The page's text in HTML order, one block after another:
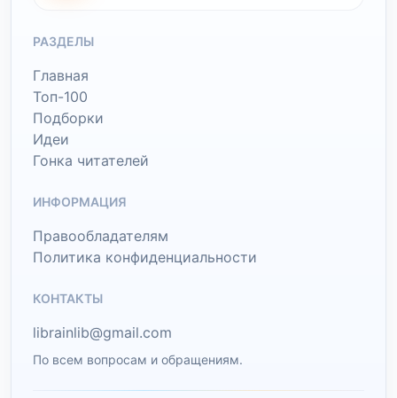
РАЗДЕЛЫ
Главная
Топ-100
Подборки
Идеи
Гонка читателей
ИНФОРМАЦИЯ
Правообладателям
Политика конфиденциальности
КОНТАКТЫ
librainlib@gmail.com
По всем вопросам и обращениям.